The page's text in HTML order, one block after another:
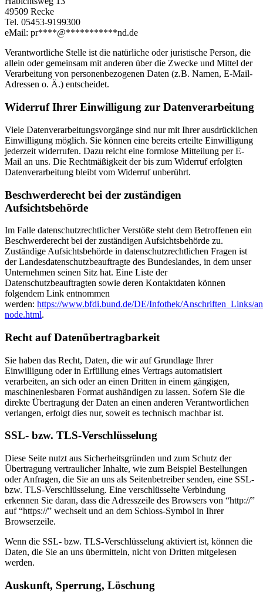
49509 Recke
Tel. 05453-9199300
eMail: pr****@***********nd.de
Verantwortliche Stelle ist die natürliche oder juristische Person, die
allein oder gemeinsam mit anderen über die Zwecke und Mittel der
Verarbeitung von personenbezogenen Daten (z.B. Namen, E-Mail-
Adressen o. Ä.) entscheidet.
Widerruf Ihrer Einwilligung zur Datenverarbeitung
Viele Datenverarbeitungsvorgänge sind nur mit Ihrer ausdrücklichen
Einwilligung möglich. Sie können eine bereits erteilte Einwilligung
jederzeit widerrufen. Dazu reicht eine formlose Mitteilung per E-
Mail an uns. Die Rechtmäßigkeit der bis zum Widerruf erfolgten
Datenverarbeitung bleibt vom Widerruf unberührt.
Beschwerderecht bei der zuständigen
Aufsichtsbehörde
Im Falle datenschutzrechtlicher Verstöße steht dem Betroffenen ein
Beschwerderecht bei der zuständigen Aufsichtsbehörde zu.
Zuständige Aufsichtsbehörde in datenschutzrechtlichen Fragen ist
der Landesdatenschutzbeauftragte des Bundeslandes, in dem unser
Unternehmen seinen Sitz hat. Eine Liste der
Datenschutzbeauftragten sowie deren Kontaktdaten können
folgendem Link entnommen
werden: https://www.bfdi.bund.de/DE/Infothek/Anschriften_Links/
node.html.
Recht auf Datenübertragbarkeit
Sie haben das Recht, Daten, die wir auf Grundlage Ihrer
Einwilligung oder in Erfüllung eines Vertrags automatisiert
verarbeiten, an sich oder an einen Dritten in einem gängigen,
maschinenlesbaren Format aushändigen zu lassen. Sofern Sie die
direkte Übertragung der Daten an einen anderen Verantwortlichen
verlangen, erfolgt dies nur, soweit es technisch machbar ist.
SSL- bzw. TLS-Verschlüsselung
Diese Seite nutzt aus Sicherheitsgründen und zum Schutz der
Übertragung vertraulicher Inhalte, wie zum Beispiel Bestellungen
oder Anfragen, die Sie an uns als Seitenbetreiber senden, eine SSL-
bzw. TLS-Verschlüsselung. Eine verschlüsselte Verbindung
erkennen Sie daran, dass die Adresszeile des Browsers von “http://”
auf “https://” wechselt und an dem Schloss-Symbol in Ihrer
Browserzeile.
Wenn die SSL- bzw. TLS-Verschlüsselung aktiviert ist, können die
Daten, die Sie an uns übermitteln, nicht von Dritten mitgelesen
werden.
Auskunft, Sperrung, Löschung